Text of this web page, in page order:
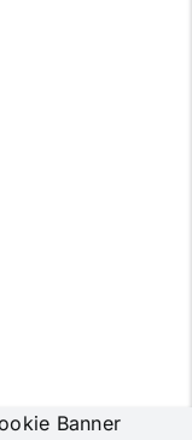
Banner